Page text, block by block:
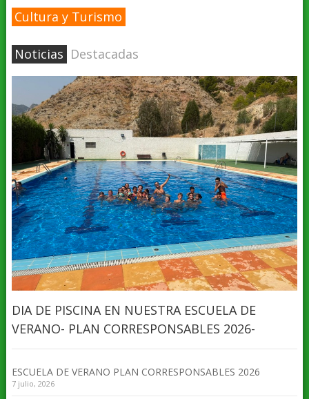
Cultura y Turismo
Noticias Destacadas
DIA DE PISCINA EN NUESTRA ESCUELA DE
VERANO- PLAN CORRESPONSABLES 2026-
ESCUELA DE VERANO PLAN CORRESPONSABLES 2026
7 julio, 2026